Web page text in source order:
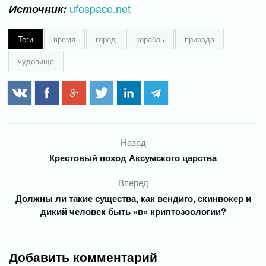
Источник: ufospace.net
Теги время город корабль
природа
чудовище
Назад
Крестовый поход Аксумского царства
Вперед
Должны ли такие существа, как вендиго, скинвокер и
дикий человек быть «в» криптозоологии?
Добавить комментарий